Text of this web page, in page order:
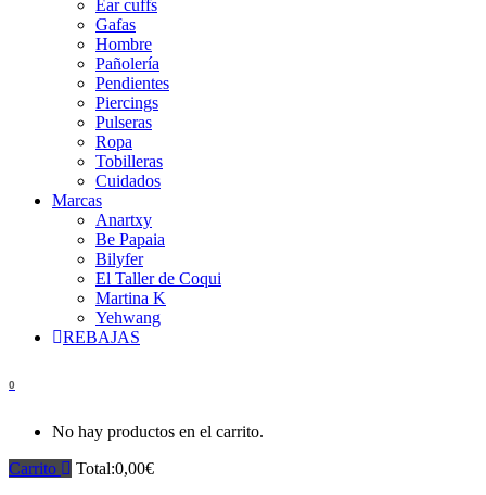
Ear cuffs
Gafas
Hombre
Pañolería
Pendientes
Piercings
Pulseras
Ropa
Tobilleras
Cuidados
Marcas
Anartxy
Be Papaia
Bilyfer
El Taller de Coqui
Martina K
Yehwang
REBAJAS
0
No hay productos en el carrito.
Carrito
Total:0,00€